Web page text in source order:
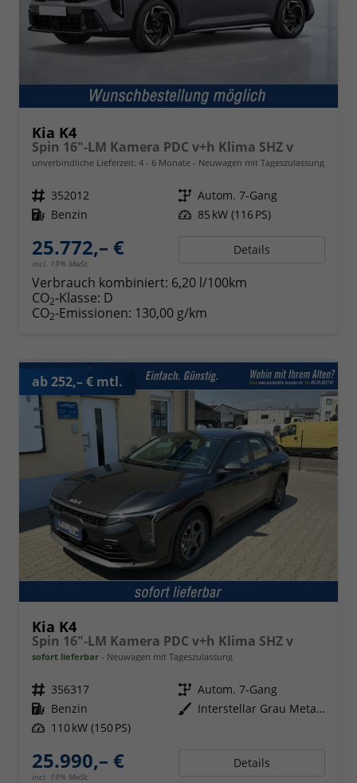
Kia K4
Spin 16"-LM Kamera PDC v+h Klima SHZ v
unverbindliche Lieferzeit: 4 - 6 Monate Neuwagen mit Tageszulassung
Fahrzeugnr. 352012 Getriebe Autom. 7-Gang
Kraftstoff Benzin Leistung 85 kW (116 PS)
25.772,– €
incl. 19% MwSt.
Details
Verbrauch kombiniert: 6,20 l/100km
CO2-Klasse: D
CO2-Emissionen: 130,00 g/km
ab 252,– € mtl.
Kia K4
Spin 16"-LM Kamera PDC v+h Klima SHZ v
sofort lieferbar Neuwagen mit Tageszulassung
Fahrzeugnr. 356317 Getriebe Autom. 7-Gang
Kraftstoff Benzin Außenfarbe
Interstellar Grau Metallic
Leistung 110 kW (150 PS)
25.990,– €
incl. 19% MwSt.
Details